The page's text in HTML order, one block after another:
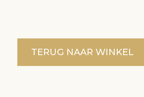
TERUG NAAR WINKEL